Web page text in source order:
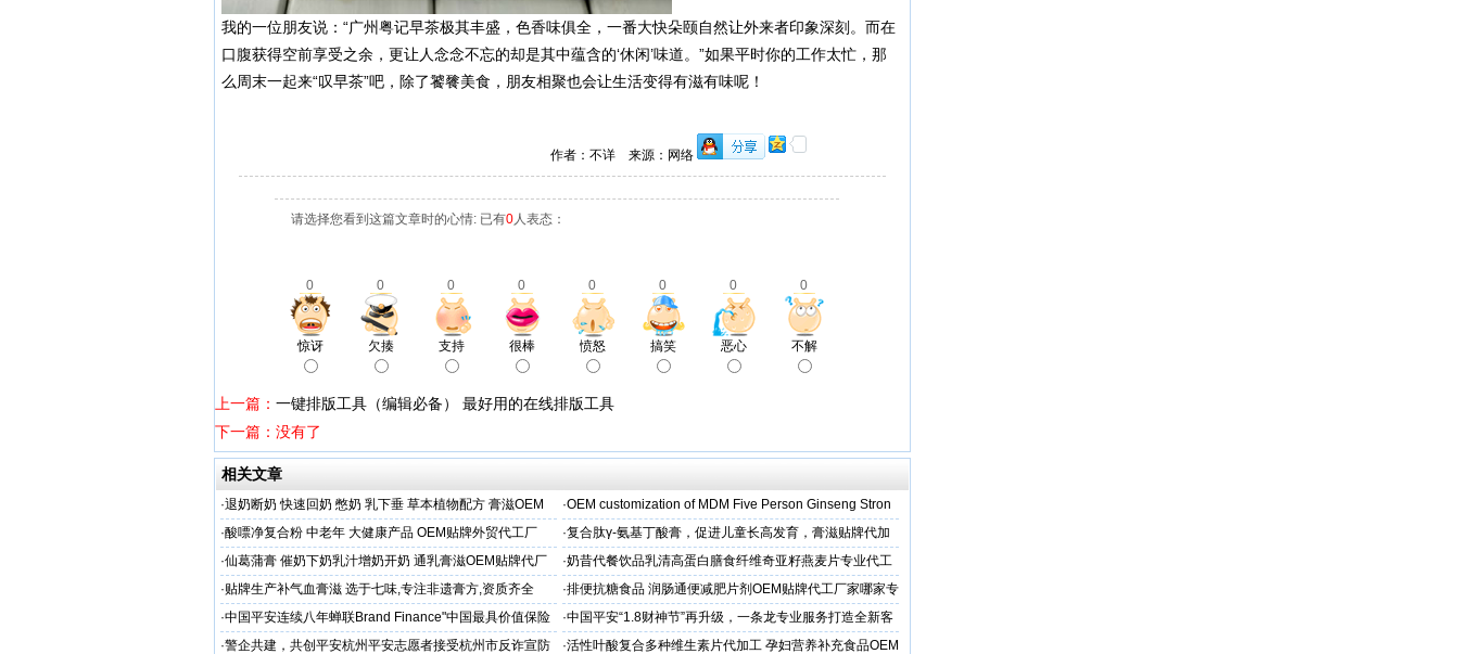
我的一位朋友说：“广州粤记早茶极其丰盛，色香味俱全，一番大快朵颐自然让外来者印象深刻。而在
口腹获得空前享受之余，更让人念念不忘的却是其中蕴含的‘休闲’味道。”如果平时你的工作太忙，那
么周末一起来“叹早茶”吧，除了饕餮美食，朋友相聚也会让生活变得有滋有味呢！
作者：不详 来源：网络
请选择您看到这篇文章时的心情: 已有0人表态：
0 0 0 0 0 0 0 0
惊讶 欠揍 支持 很棒 愤怒 搞笑 恶心 不解
上一篇： 一键排版工具（编辑必备） 最好用的在线排版工具
下一篇：没有了
相关文章
·退奶断奶 快速回奶 憋奶 乳下垂 草本植物配方 膏滋OEM ·OEM customization of MDM Five Person Ginseng Stron
·酸嘌净复合粉 中老年 大健康产品 OEM贴牌外贸代工厂 ·复合肽γ-氨基丁酸膏，促进儿童长高发育，膏滋贴牌代加
工厂家
·仙葛蒲膏 催奶下奶乳汁增奶开奶 通乳膏滋OEM贴牌代厂
家
·奶昔代餐饮品乳清高蛋白膳食纤维奇亚籽燕麦片专业代工
厂家
·贴牌生产补气血膏滋 选于七味,专注非遗膏方,资质齐全 ·排便抗糖食品 润肠通便减肥片剂OEM贴牌代工厂家哪家专
业
·中国平安连续八年蝉联Brand Finance"中国最具价值保险
品牌"
·中国平安“1.8财神节”再升级，一条龙专业服务打造全新客
户体验
·警企共建，共创平安杭州平安志愿者接受杭州市反诈宣防
·活性叶酸复合多种维生素片代加工 孕妇营养补充食品OEM